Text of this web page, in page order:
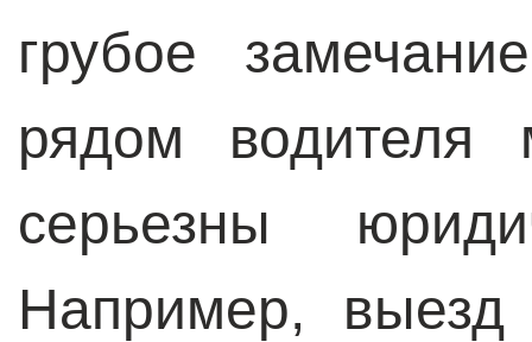
грубое
рядом
серьезны
Например, выезд